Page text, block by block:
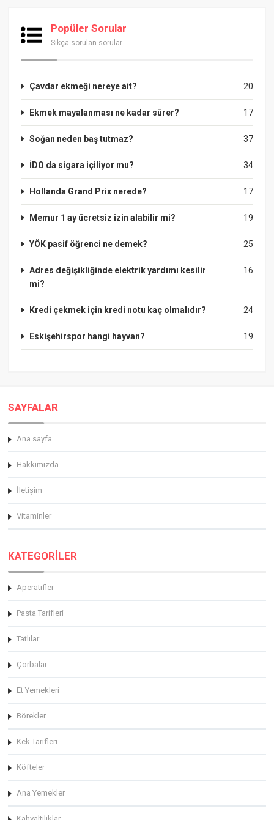
Popüler Sorular
Sıkça sorulan sorular
20
Çavdar ekmeği nereye ait?
17
Ekmek mayalanması ne kadar sürer?
37
Soğan neden baş tutmaz?
34
İDO da sigara içiliyor mu?
17
Hollanda Grand Prix nerede?
19
Memur 1 ay ücretsiz izin alabilir mi?
25
YÖK pasif öğrenci ne demek?
16
Adres değişikliğinde elektrik yardımı kesilir
mi?
24
Kredi çekmek için kredi notu kaç olmalıdır?
19
Eskişehirspor hangi hayvan?
SAYFALAR
Ana sayfa
Hakkimizda
İletişim
Vitaminler
KATEGORİLER
Aperatifler
Pasta Tarifleri
Tatlılar
Çorbalar
Et Yemekleri
Börekler
Kek Tarifleri
Köfteler
Ana Yemekler